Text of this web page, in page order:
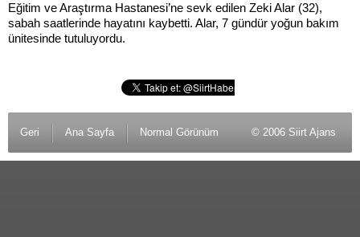
Eğitim ve Araştırma Hastanesi’ne sevk edilen Zeki Alar (32),
sabah saatlerinde hayatını kaybetti. Alar, 7 gündür yoğun bakım
ünitesinde tutuluyordu.
Geri Ana Sayfa Normal Görünüm © 2006 Siirt Ajans